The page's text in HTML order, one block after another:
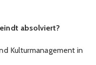
absolviert?
Kulturmanagement in